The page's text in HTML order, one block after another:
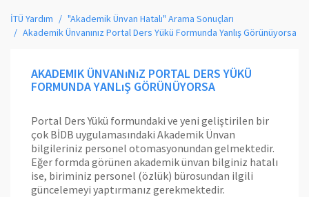
İTÜ Yardım
"Akademik Ünvan Hatalı" Arama Sonuçları
Akademik Ünvanınız Portal Ders Yükü Formunda Yanlış Görünüyorsa
AKADEMIK ÜNVANıNıZ PORTAL DERS YÜKÜ
FORMUNDA YANLıŞ GÖRÜNÜYORSA
Portal Ders Yükü formundaki ve yeni geliştirilen bir
çok BİDB uygulamasındaki Akademik Ünvan
bilgileriniz personel otomasyonundan gelmektedir.
Eğer formda görünen akademik ünvan bilginiz hatalı
ise, biriminiz personel (özlük) bürosundan ilgili
güncelemeyi yaptırmanız gerekmektedir.